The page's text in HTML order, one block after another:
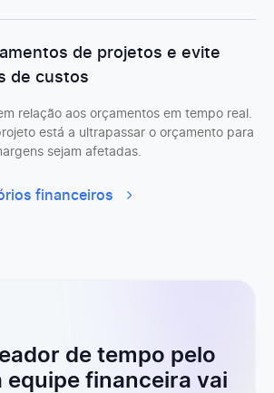
de projetos e evite
de custos
relação aos orçamentos em tempo real.
está a ultrapassar o orçamento para
sejam afetadas.
financeiros
de tempo pelo
equipe financeira vai